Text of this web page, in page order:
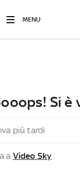
MENU
Si
più tardi
a Video Sky